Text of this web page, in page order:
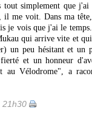
simplement que j'ai
il me voit. Dans ma
je vois que j'ai le
qui arrive vite et
un peu hésitant et un
et un honneur
au Vélodrome", a
21h30